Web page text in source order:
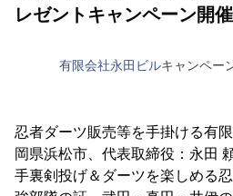
レゼントキャンペーン開催
有限会社永田ビルキャンペー
忍者ダーツ販売等を手掛ける有
岡県浜松市、代表取締役：永田
手裏剣投げ＆ダーツを楽しめる